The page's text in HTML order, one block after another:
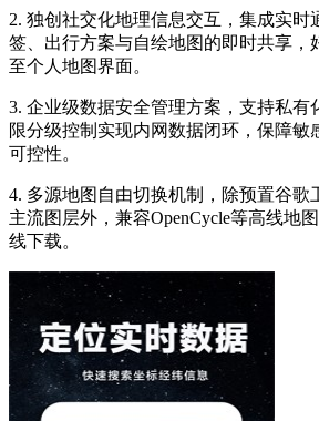
2. 独创社交化地理信息交互，集成实时
签、出行方案与自绘地图的即时共享，
至个人地图界面。
3. 企业级数据安全管理方案，支持私有
限分级控制实现内网数据闭环，保障敏
可控性。
4. 多源地图自由切换机制，除预置谷歌
主流图层外，兼容OpenCycle等高线地
线下载。